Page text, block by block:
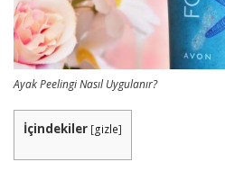
Ayak Peelingi Nasıl Uygulanır?
İçindekiler [gizle]